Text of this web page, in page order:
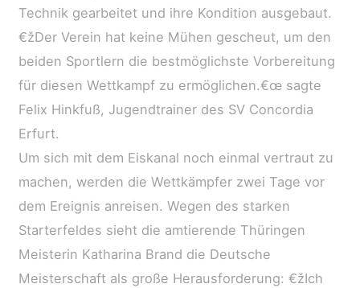
Technik gearbeitet und ihre Kondition ausgebaut.
€žDer Verein hat keine Mühen gescheut, um den
beiden Sportlern die bestmöglichste Vorbereitung
für diesen Wettkampf zu ermöglichen.€œ sagte
Felix Hinkfuß, Jugendtrainer des SV Concordia
Erfurt.
Um sich mit dem Eiskanal noch einmal vertraut zu
machen, werden die Wettkämpfer zwei Tage vor
dem Ereignis anreisen. Wegen des starken
Starterfeldes sieht die amtierende Thüringen
Meisterin Katharina Brand die Deutsche
Meisterschaft als große Herausforderung: €žIch